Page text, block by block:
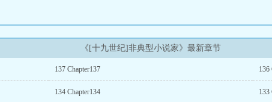
《[十九世纪]非典型小说家》最新章节
137 Chapter137 136
134 Chapter134 133